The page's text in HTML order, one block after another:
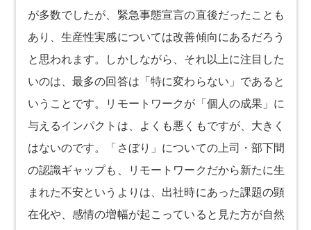
が多数でしたが、緊急事態宣言の直後だったことも
あり、生産性実感については改善傾向にあるだろう
と思われます。しかしながら、それ以上に注目した
いのは、最多の回答は「特に変わらない」であると
いうことです。リモートワークが「個人の成果」に
与えるインパクトは、よくも悪くもですが、大きく
はないのです。「さぼり」についての上司・部下間
の認識ギャップも、リモートワークだから新たに生
まれた不安というよりは、出社時にあった課題の顕
在化や、感情の増幅が起こっていると見た方が自然